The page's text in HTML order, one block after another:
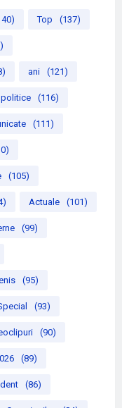
Top (137)
ani (121)
politice (116)
(111)
(105)
Actuale (101)
(99)
(95)
(93)
(90)
(89)
(86)